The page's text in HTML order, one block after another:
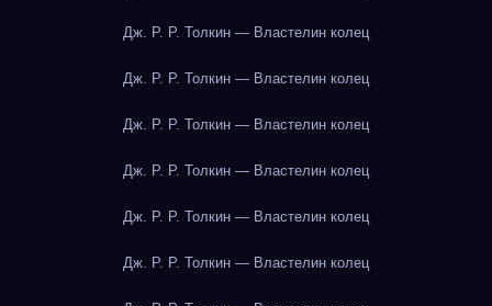
Дж. Р. Р. Толкин — Властелин колец
Дж. Р. Р. Толкин — Властелин колец
Дж. Р. Р. Толкин — Властелин колец
Дж. Р. Р. Толкин — Властелин колец
Дж. Р. Р. Толкин — Властелин колец
Дж. Р. Р. Толкин — Властелин колец